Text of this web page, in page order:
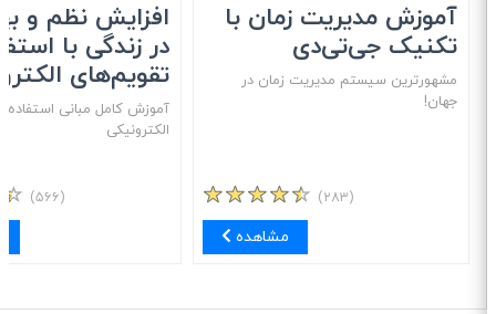
آموزش مدیریت زمان با
تکنیک جی‌تی‌دی
مشهور‌ترین سیستم مدیریت زمان در
جهان!
مشاهده
افزایش نظم و
در زندگی با
تقویم‌های
آموزش کامل مبانی استفاده
الکترونیکی